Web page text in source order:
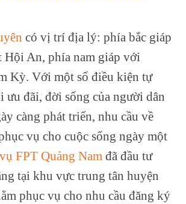
có vị trí địa lý: phía bắc giáp
An, phía nam giáp với
Kỳ. Với một số điều kiện tự
ưu đãi, đời sống của người dân
càng phát triển, nhu cầu về
vụ cho cuộc sống ngày một
FPT Quảng Nam đã đầu tư
tại khu vực trung tân huyện
phục vụ cho nhu cầu đăng ký